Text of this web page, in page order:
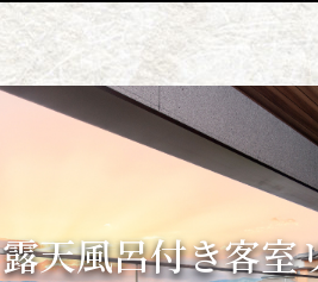
露天風呂付き客室